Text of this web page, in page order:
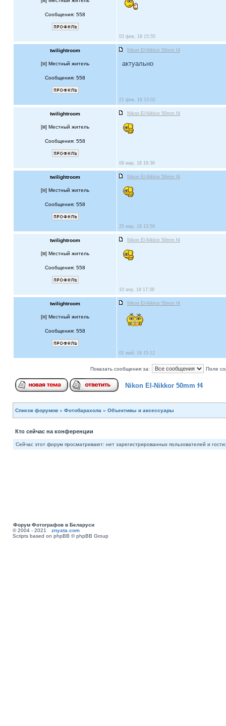
Сообщения: 558
03 фев, 18 15:55
twilightroom Nikon El-Nikkor 50mm f4
[ ] Местный житель
Сообщения: 558
актуально
21 фев, 18 13:02
twilightroom Nikon El-Nikkor 50mm f4
[ ] Местный житель
Сообщения: 558
09 мар, 18 18:36
twilightroom Nikon El-Nikkor 50mm f4
[ ] Местный житель
Сообщения: 558
25 мар, 18 13:59
twilightroom Nikon El-Nikkor 50mm f4
[ ] Местный житель
Сообщения: 558
10 апр, 18 17:38
twilightroom Nikon El-Nikkor 50mm f4
[ ] Местный житель
Сообщения: 558
01 май, 18 15:12
Показать сообщения за: Поле
Nikon El-Nikkor 50mm f4
Список форумов » Фотобарахола » Объективы и аксессуары
Кто сейчас на конференции
Сейчас этот форум просматривают: нет зарегистрированных пользователей и
Форум Фотографов в Беларуси
© 2004 - 2021 znyata.com
Scripts based on phpBB © phpBB Group